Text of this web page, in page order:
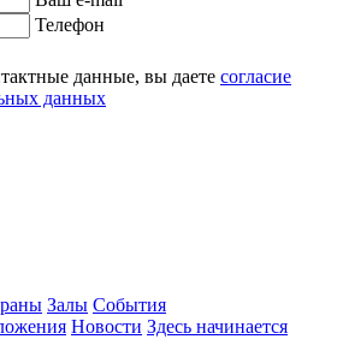
Телефон
данные, вы даете согласие
данных
Залы События
Новости Здесь начинается